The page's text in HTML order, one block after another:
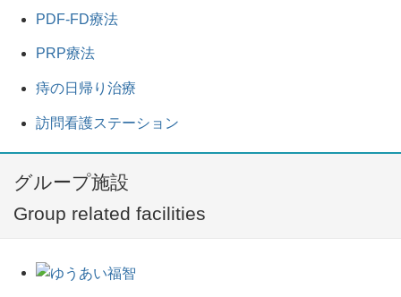
PDF-FD療法
PRP療法
痔の日帰り治療
訪問看護ステーション
グループ施設
Group related facilities